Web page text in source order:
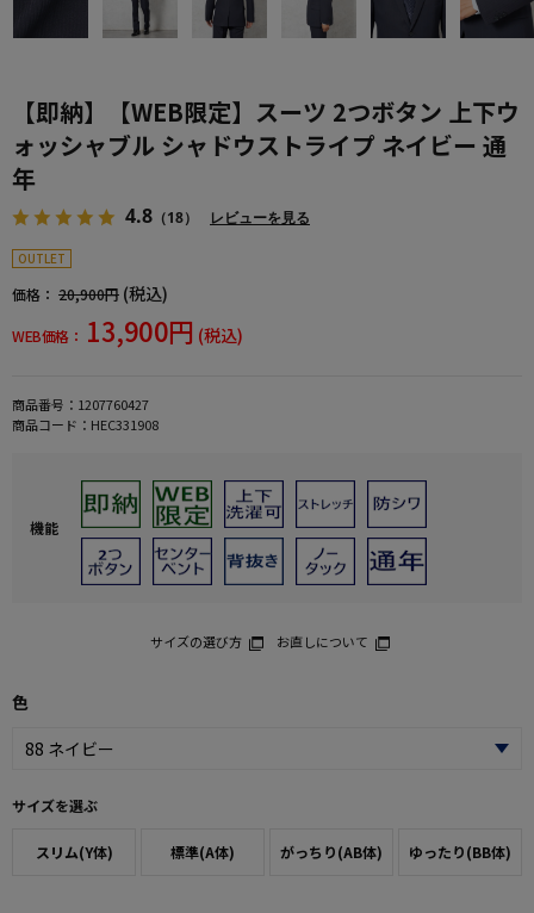
【即納】【WEB限定】スーツ 2つボタン 上下ウ
ォッシャブル シャドウストライプ ネイビー 通
年
4.8 （18） レビューを見る
OUTLET
価格： 20,900円 (税込)
WEB価格： 13,900円 (税込)
商品番号： 1207760427
商品コード： HEC331908
機能
サイズの選び方 お直しについて
色
サイズを選ぶ
スリム(Y体) 標準(A体) がっちり(AB体) ゆったり(BB体)